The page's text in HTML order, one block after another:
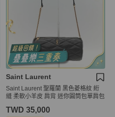
Saint Laurent
Saint Laurent 聖羅蘭 黑色菱格紋 絎
縫 柔軟小羊皮 肩背 迷你圓筒包單肩包
TWD 35,000